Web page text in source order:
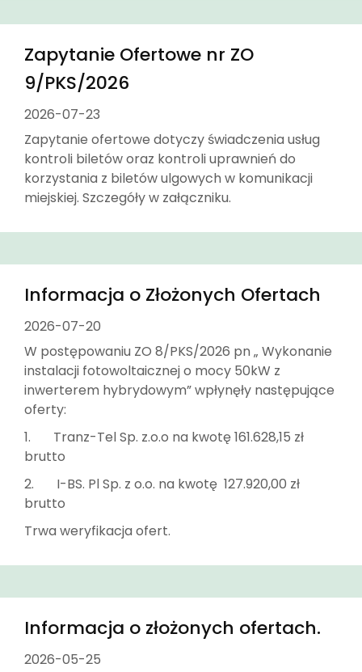
Zapytanie Ofertowe nr ZO
9/PKS/2026
2026-07-23
Zapytanie ofertowe dotyczy świadczenia usług
kontroli biletów oraz kontroli uprawnień do
korzystania z biletów ulgowych w komunikacji
miejskiej. Szczegóły w załączniku.
Informacja o Złożonych Ofertach
2026-07-20
W postępowaniu ZO 8/PKS/2026 pn „ Wykonanie
instalacji fotowoltaicznej o mocy 50kW z
inwerterem hybrydowym” wpłynęły następujące
oferty:
1. Tranz-Tel Sp. z.o.o na kwotę 161.628,15 zł
brutto
2. I-BS. Pl Sp. z o.o. na kwotę 127.920,00 zł
brutto
Trwa weryfikacja ofert.
Informacja o złożonych ofertach.
2026-05-25